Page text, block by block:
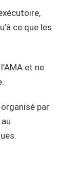
ce que les
et ne
par